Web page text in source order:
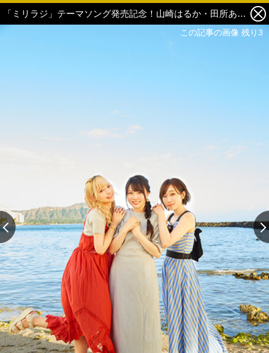
「ミリラジ」テーマソング発売記念！山崎はるか・田所あずさ・麻倉ももに楽曲・番組の魅力を聞く。 “らしさ”を感じてほしい歌詞に注目【インタビュー前編】 3枚目の写真・画像
この記事の画像 残り3
この記事の画像 残り3